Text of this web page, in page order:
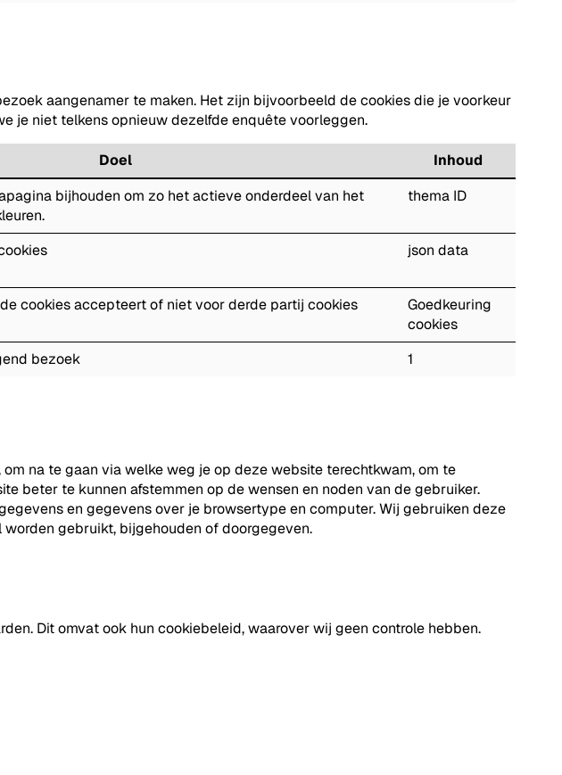
aangenamer te maken. Het zijn bijvoorbeeld de cookies die je voorkeur
je niet telkens opnieuw dezelfde enquête voorleggen.
Doel
Inhoud
bijhouden om zo het actieve onderdeel van het
thema ID
json data
cookies accepteert of niet voor derde partij cookies
Goedkeuring
cookies
bezoek 1
na te gaan via welke weg je op deze website terechtkwam, om te
beter te kunnen afstemmen op de wensen en noden van de gebruiker.
en gegevens over je browsertype en computer. Wij gebruiken deze
gebruikt, bijgehouden of doorgegeven.
Dit omvat ook hun cookiebeleid, waarover wij geen controle hebben.